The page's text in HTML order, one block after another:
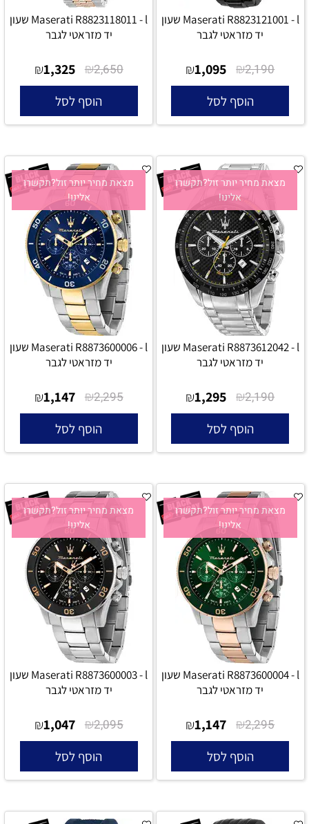
Maserati R8823121001 - l שעון
יד מזראטי לגבר
₪2,190
₪1,095
הוסף לסל
Maserati R8823118011 - l שעון
יד מזראטי לגבר
₪2,650
₪1,325
הוסף לסל
מצאת מחיר יותר זול?תקשרו
אלינו!
Maserati R8873612042 - l שעון
יד מזראטי לגבר
₪2,190
₪1,295
הוסף לסל
מצאת מחיר יותר זול?תקשרו
אלינו!
Maserati R8873600006 - l שעון
יד מזראטי לגבר
₪2,295
₪1,147
הוסף לסל
מצאת מחיר יותר זול?תקשרו
אלינו!
Maserati R8873600004 - l שעון
יד מזראטי לגבר
₪2,295
₪1,147
הוסף לסל
מצאת מחיר יותר זול?תקשרו
אלינו!
Maserati R8873600003 - l שעון
יד מזראטי לגבר
₪2,095
₪1,047
הוסף לסל